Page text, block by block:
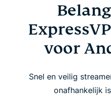
voor
Snel en veilig
onafhankelijk